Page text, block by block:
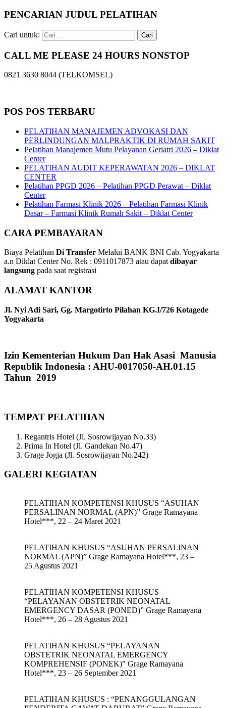
PENCARIAN JUDUL PELATIHAN
Cari untuk:
CALL ME PLEASE 24 HOURS NONSTOP
0821 3630 8044 (TELKOMSEL)
POS POS TERBARU
PELATIHAN MANAJEMEN ADVOKASI DAN
PERLINDUNGAN MALPRAKTIK DI RUMAH SAKIT
Pelatihan Manajemen Mutu Pelayanan Geriatri 2026 – Diklat
Center
PELATIHAN AUDIT KEPERAWATAN 2026 – DIKLAT
CENTER
Pelatihan PPGD 2026 – Pelatihan PPGD Perawat – Diklat
Center
Pelatihan Farmasi Klinik 2026 – Pelatihan Farmasi Klinik
Dasar – Farmasi Klinik Rumah Sakit – Diklat Center
CARA PEMBAYARAN
Biaya Pelatihan Di Transfer Melalui BANK BNI Cab. Yogyakarta
a.n Diklat Center No. Rek : 0911017873 atau dapat dibayar
langsung pada saat registrasi
ALAMAT KANTOR
Jl. Nyi Adi Sari, Gg. Margotirto Pilahan KG.I/726 Kotagede
Yogyakarta
Izin Kementerian Hukum Dan Hak Asasi Manusia
Republik Indonesia : AHU-0017050-AH.01.15
Tahun 2019
TEMPAT PELATIHAN
Regantris Hotel (Jl. Sosrowijayan No.33)
Prima In Hotel (Jl. Gandekan No.47)
Grage Jogja (Jl. Sosrowijayan No.242)
GALERI KEGIATAN
PELATIHAN KOMPETENSI KHUSUS “ASUHAN
PERSALINAN NORMAL (APN)” Grage Ramayana
Hotel***, 22 – 24 Maret 2021
PELATIHAN KHUSUS “ASUHAN PERSALINAN
NORMAL (APN)” Grage Ramayana Hotel***, 23 –
25 Agustus 2021
PELATIHAN KOMPETENSI KHUSUS
“PELAYANAN OBSTETRIK NEONATAL
EMERGENCY DASAR (PONED)” Grage Ramayana
Hotel***, 26 – 28 Agustus 2021
PELATIHAN KHUSUS “PELAYANAN
OBSTETRIK NEONATAL EMERGENCY
KOMPREHENSIF (PONEK)” Grage Ramayana
Hotel***, 23 – 26 September 2021
PELATIHAN KHUSUS : “PENANGGULANGAN